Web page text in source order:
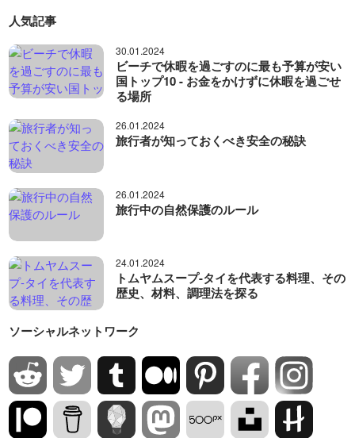
人気記事
30.01.2024
ビーチで休暇を過ごすのに最も予算が安い
国トップ10 - お金をかけずに休暇を過ごせ
る場所
26.01.2024
旅行者が知っておくべき安全の秘訣
26.01.2024
旅行中の自然保護のルール
24.01.2024
トムヤムスープ-タイを代表する料理、その
歴史、材料、調理法を探る
ソーシャルネットワーク